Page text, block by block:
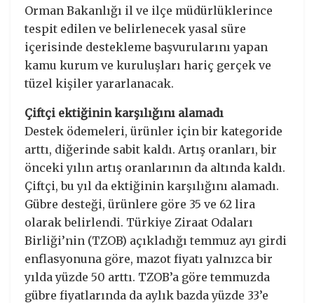
Orman Bakanlığı il ve ilçe müdürlüklerince
tespit edilen ve belirlenecek yasal süre
içerisinde destekleme başvurularını yapan
kamu kurum ve kuruluşları hariç gerçek ve
tüzel kişiler yararlanacak.
Çiftçi ektiğinin karşılığını alamadı
Destek ödemeleri, ürünler için bir kategoride
arttı, diğerinde sabit kaldı. Artış oranları, bir
önceki yılın artış oranlarının da altında kaldı.
Çiftçi, bu yıl da ektiğinin karşılığını alamadı.
Gübre desteği, ürünlere göre 35 ve 62 lira
olarak belirlendi. Türkiye Ziraat Odaları
Birliği’nin (TZOB) açıkladığı temmuz ayı girdi
enflasyonuna göre, mazot fiyatı yalnızca bir
yılda yüzde 50 arttı. TZOB’a göre temmuzda
gübre fiyatlarında da aylık bazda yüzde 33’e